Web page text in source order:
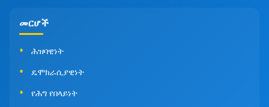
መርሆች
ሕዝባዊነት
ዴሞክራሲያዊነት
የሕግ የበላይነት